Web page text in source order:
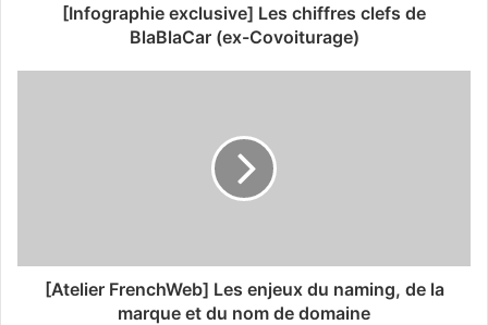
[Infographie exclusive] Les chiffres clefs de
BlaBlaCar (ex-Covoiturage)
[Atelier FrenchWeb] Les enjeux du naming, de la
marque et du nom de domaine